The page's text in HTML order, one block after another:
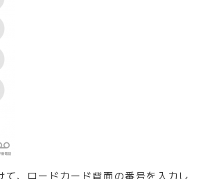
て、ロードカード背面の番号を入力し